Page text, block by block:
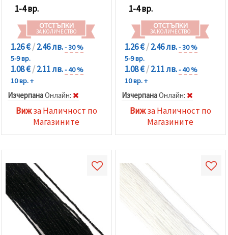
1-4 вр.
ОТСТЪПКИ
ЗА КОЛИЧЕСТВО
1.26 €/2.46 лв.- 30 %
5-9 вр.
1.08 €/2.11 лв.- 40 %
10 вр. +
ИзчерпанаOнлайн:
Вижза Наличност по
Магазините
1-4 вр.
ОТСТЪПКИ
ЗА КОЛИЧЕСТВО
1.26 €/2.46 лв.- 30 %
5-9 вр.
1.08 €/2.11 лв.- 40 %
10 вр. +
ИзчерпанаOнлайн:
Вижза Наличност по
Магазините